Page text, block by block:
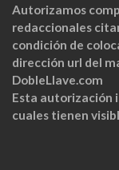
Autorizamos
redaccionales
condición de
dirección url del
DobleLlave.com
Esta autorización
cuales tienen